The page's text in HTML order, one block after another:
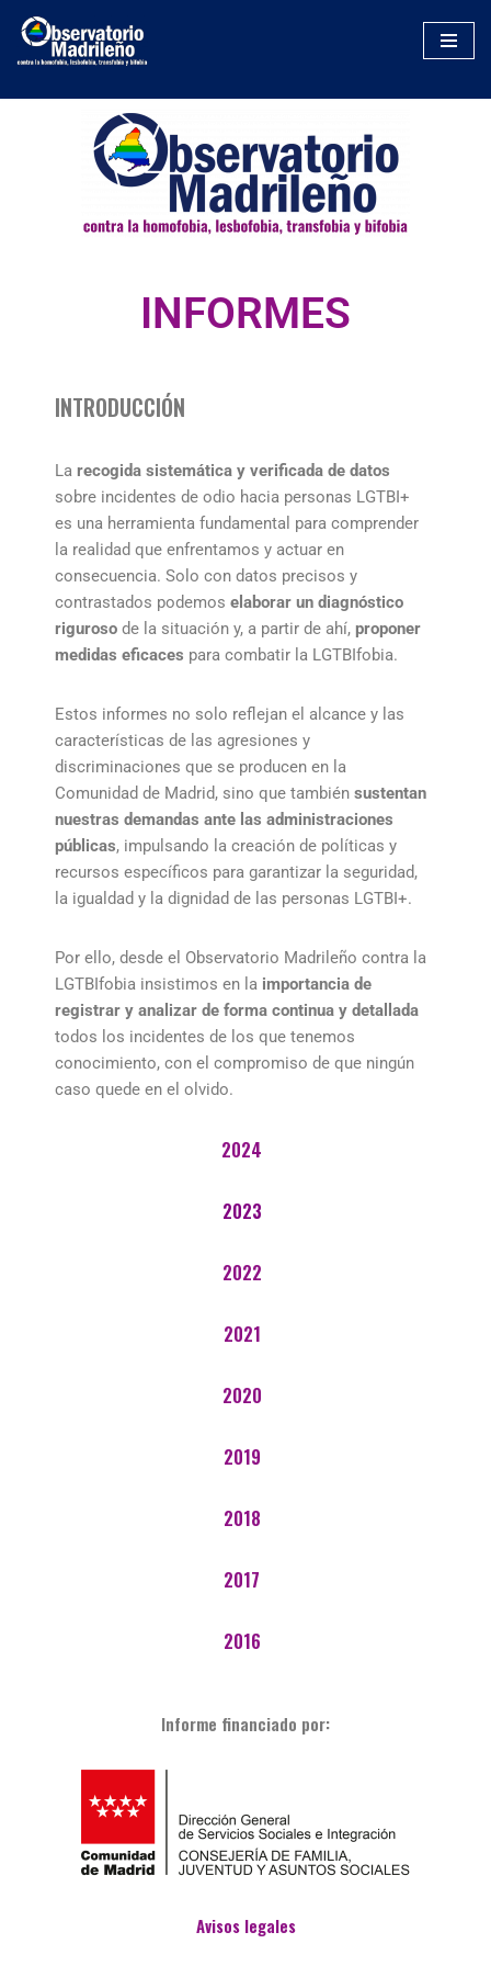
Saltar
INFORMES
INTRODUCCIÓN
Larecogida sistemática y verificada de datos
sobre incidentes de odio hacia personas LGTBI+
es una herramienta fundamental para comprender
la realidad que enfrentamos y actuar en
consecuencia. Solo con datos precisos y
contrastados podemoselaborar un diagnóstico
riguroso de la situación y, a partir de ahí,proponer
medidas eficaces para combatir la LGTBIfobia.
Estos informes no solo reflejan el alcance y las
características de las agresiones y
discriminaciones que se producen en la
Comunidad de Madrid, sino que tambiénsustentan
nuestras demandas ante las administraciones
públicas, impulsando la creación de políticas y
recursos específicos para garantizar la seguridad,
la igualdad y la dignidad de las personas LGTBI+.
Por ello, desde el Observatorio Madrileño contra la
LGTBIfobia insistimos en la importancia de
registrar y analizar de forma continua y detallada
todos los incidentes de los que tenemos
conocimiento, con el compromiso de que ningún
caso quede en el olvido.
2024
2023
2022
2021
2020
2019
2018
2017
2016
Informe financiado por:
Avisos legales